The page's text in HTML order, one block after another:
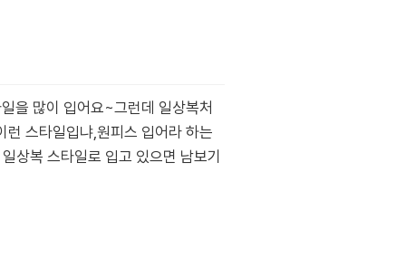
을 많이 입어요~그런데 일상복처
스타일입냐,원피스 입어라 하는
상복 스타일로 입고 있으면 남보기